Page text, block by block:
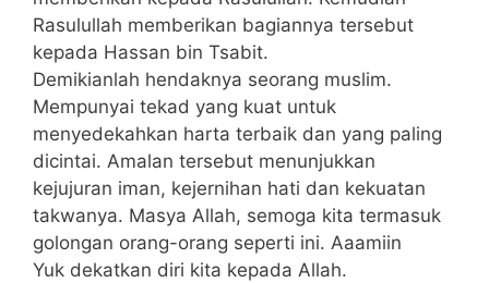
Rasulullah memberikan bagiannya tersebut
kepada Hassan bin Tsabit.
Demikianlah hendaknya seorang muslim.
Mempunyai tekad yang kuat untuk
menyedekahkan harta terbaik dan yang paling
dicintai. Amalan tersebut menunjukkan
kejujuran iman, kejernihan hati dan kekuatan
takwanya. Masya Allah, semoga kita termasuk
golongan orang-orang seperti ini. Aaamiin
Yuk dekatkan diri kita kepada Allah.